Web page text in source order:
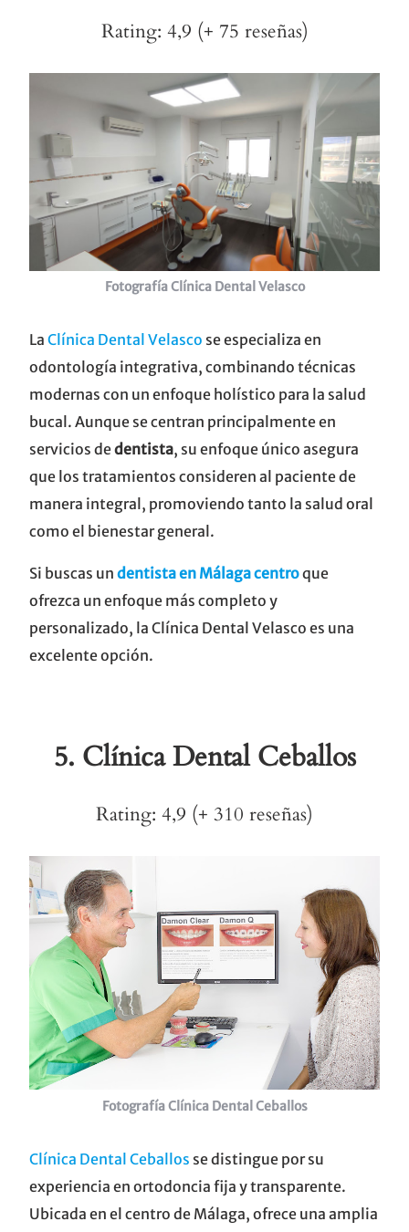
Rating: 4,9 (+ 75 reseñas)
Fotografía Clínica Dental Velasco
La Clínica Dental Velasco se especializa en
odontología integrativa, combinando técnicas
modernas con un enfoque holístico para la salud
bucal. Aunque se centran principalmente en
servicios dedentista, su enfoque único asegura
que los tratamientos consideren al paciente de
manera integral, promoviendo tanto la salud oral
como el bienestar general.
Si buscas un dentista en Málaga centroque
ofrezca un enfoque más completo y
personalizado, la Clínica Dental Velasco es una
excelente opción.
5. Clínica Dental Ceballos
Rating: 4,9 (+ 310 reseñas)
FotografíaClínica Dental Ceballos
Clínica Dental Ceballos se distingue por su
experiencia en ortodoncia fija y transparente.
Ubicada en el centro de Málaga, ofrece una amplia